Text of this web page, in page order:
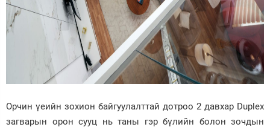
Орчин үеийн зохион байгуулалттай дотроо 2 давхар Duplex
загварын орон сууц нь таны гэр бүлийн болон зочдын